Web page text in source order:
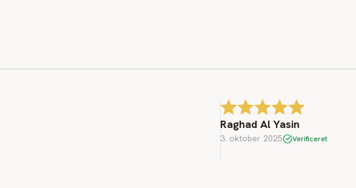
Raghad Al Yasin
3. oktober 2025 Verificeret